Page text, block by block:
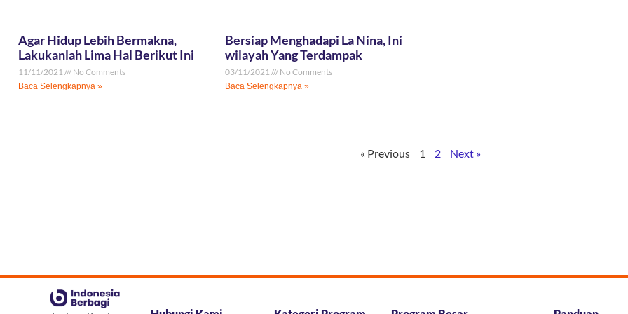
Agar Hidup Lebih Bermakna,
Lakukanlah Lima Hal Berikut Ini
11/11/2021 No Comments
Baca Selengkapnya »
Bersiap Menghadapi La Nina, Ini
wilayah Yang Terdampak
03/11/2021 No Comments
Baca Selengkapnya »
« Previous 1 2 Next »